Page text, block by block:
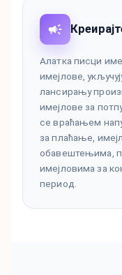
Алатка писци
имејлове,
лансирању
имејлове за
се враћањем
за плаћање,
обавештењима,
имејловима за
период.